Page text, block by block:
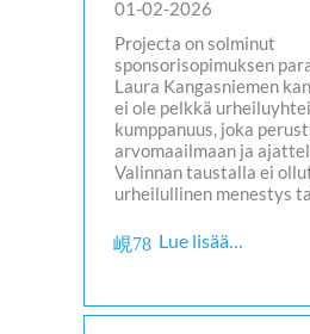
01-02-2026
Projecta on solminut
sponsorisopimuksen
Laura Kangasniemen
ei ole pelkkä
kumppanuus, joka
arvomaailmaan ja
Valinnan taustalla ei
urheilullinen menestys
Lue lisää…